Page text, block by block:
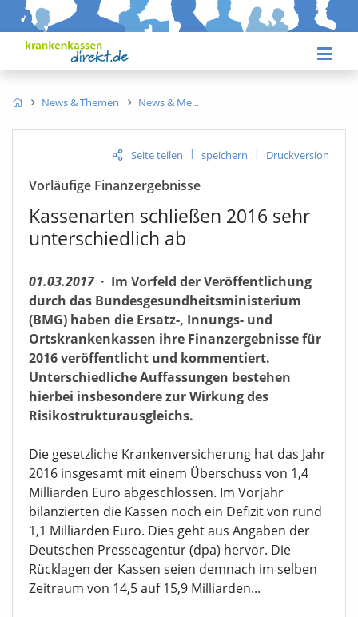
News & Themen News & Me
Seite teilen | speichern | Druckversion
Vorläufige Finanzergebnisse
Kassenarten schließen 2016 sehr
unterschiedlich ab
01.03.2017 · Im Vorfeld der Veröffentlichung
durch das Bundesgesundheitsministerium
(BMG) haben die Ersatz-, Innungs- und
Ortskrankenkassen ihre Finanzergebnisse für
2016 veröffentlicht und kommentiert.
Unterschiedliche Auffassungen bestehen
hierbei insbesondere zur Wirkung des
Risikostrukturausgleichs.
Die gesetzliche Krankenversicherung hat das Jahr
2016 insgesamt mit einem Überschuss von 1,4
Milliarden Euro abgeschlossen. Im Vorjahr
bilanzierten die Kassen noch ein Defizit von rund
1,1 Milliarden Euro. Dies geht aus Angaben der
Deutschen Presseagentur (dpa) hervor. Die
Rücklagen der Kassen seien demnach im selben
Zeitraum von 14,5 auf 15,9 Milliarden...